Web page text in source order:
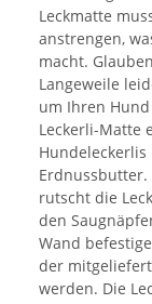
Leckmatte
anstrengen,
macht.
Langeweile
um Ihren
Leckerli-Matte
Hundeleckerlis
Erdnussbutter.
rutscht die
den
Wand
der
werden. Die